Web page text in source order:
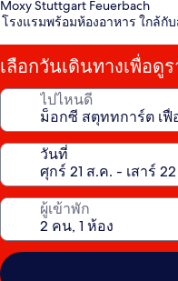
Moxy Stuttgart Feuerbach
โรงแรมพร้อมห้องอาหาร ใกล้กั
เลือกวันเดินทางเพื่อดู
ไปไหนดี
วันที่
ผู้เข้าพัก